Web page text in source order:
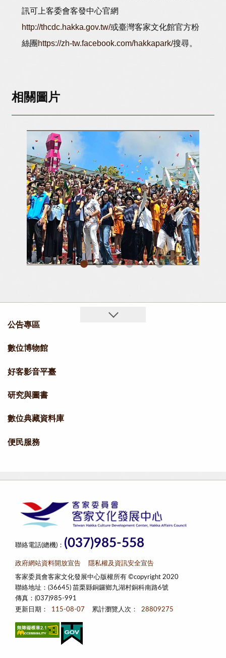
訊可上客委會客發中心官網
http://thcdc.hakka.gov.tw/或臺灣客家文化館官方粉
絲團 https://zh-tw.facebook.com/hakkapark/搜尋。
相關圖片
公告專區
數位博物館
好客影音平臺
研究與圖書
數位典藏資料庫
便民服務
聯絡電話(總機)： (037)985-558
政府網站資料開放宣告 隱私權及資訊安全宣告
客家委員會客家文化發展中心版權所有 ©copyright 2020
聯絡地址：(36645) 苗栗縣銅鑼鄉九湖村銅科南路6號
傳真：(037)985-991
更新日期：
115-08-07 累計瀏覽人次： 28809275